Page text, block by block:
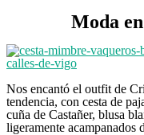
Moda
Nos encantó el outfit de
tendencia, con cesta de
cuña de Castañer, blusa
ligeramente acampanados